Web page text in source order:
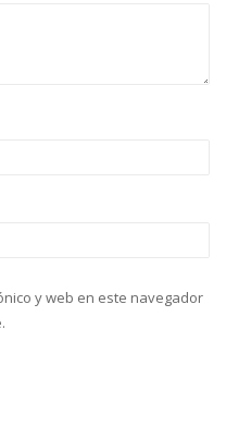
y web en este navegador